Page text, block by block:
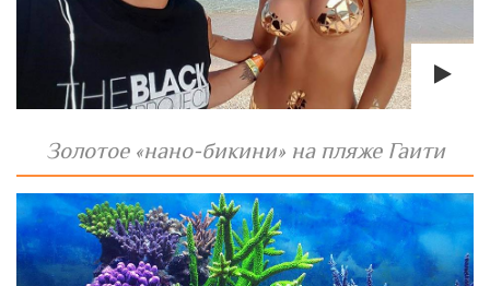
Золотое «нано-бикини» на пляже Гаити